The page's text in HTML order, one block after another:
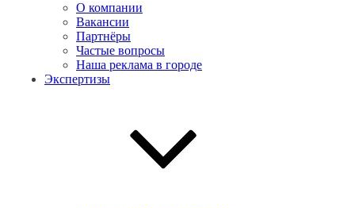
О компании
Вакансии
Партнёры
Частые вопросы
Наша реклама в городе
Экспертизы